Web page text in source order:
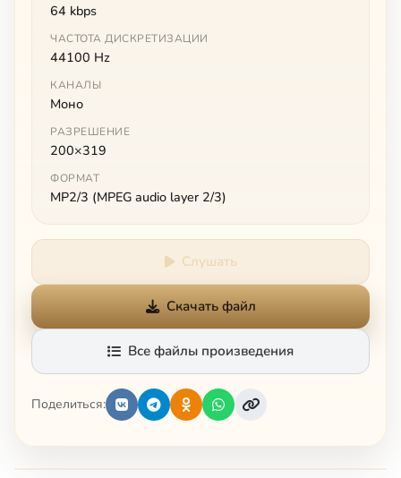
64 kbps
ЧАСТОТА ДИСКРЕТИЗАЦИИ
44100 Hz
КАНАЛЫ
Моно
РАЗРЕШЕНИЕ
200×319
ФОРМАТ
MP2/3 (MPEG audio layer 2/3)
Слушать
Скачать файл
Все файлы произведения
Поделиться: